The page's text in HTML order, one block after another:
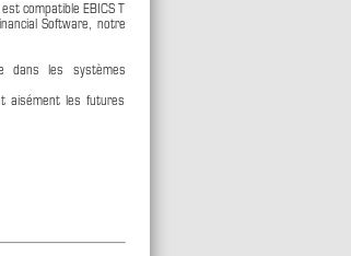
compatible EBICS T
Software, notre
dans les systèmes
aisément les futures